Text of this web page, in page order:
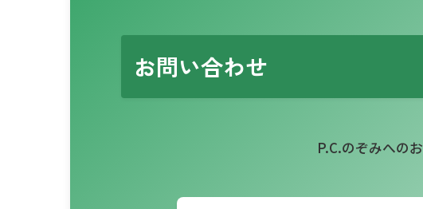
お問い合わせ
P.C.のぞみへの